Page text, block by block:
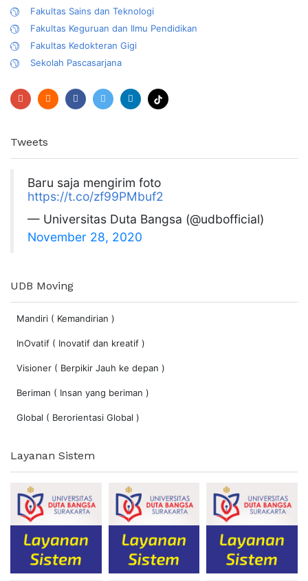
Fakultas Sains dan Teknologi
Fakultas Keguruan dan Ilmu Pendidikan
Fakultas Kedokteran Gigi
Sekolah Pascasarjana
Tweets
Baru saja mengirim foto
https://t.co/zf99PMbuf2
— Universitas Duta Bangsa (@udbofficial)
November 28, 2020
UDB Moving
Mandiri ( Kemandirian )
InOvatif ( Inovatif dan kreatif )
Visioner ( Berpikir Jauh ke depan )
Beriman ( Insan yang beriman )
Global ( Berorientasi Global )
Layanan Sistem